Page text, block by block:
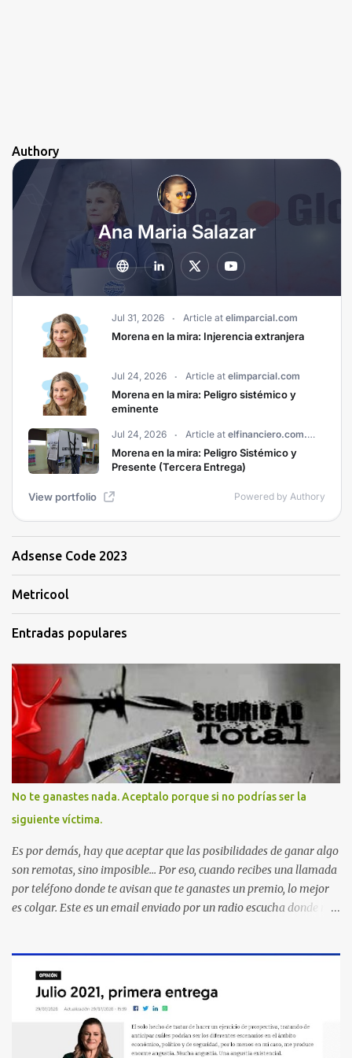
Authory
Adsense Code 2023
Metricool
Entradas populares
No te ganastes nada. Aceptalo porque si no podrías ser la
siguiente víctima.
Es por demás, hay que aceptar que las posibilidades de ganar algo
son remotas, sino imposible... Por eso, cuando recibes una llamada
por teléfono donde te avisan que te ganastes un premio, lo mejor
es colgar. Este es un email enviado por un radio escucha donde nos
HOY POR LA MAÑANA RECIBI UNA LLAMADA DICIENDOME
QUE ME HABIA GANADO UNA CAMARA FOTOGRAFICA Y UN
CELULAR QUE LO FUERA A RECOGER A MAS TARDAR HOY YA
QUE MASTER CARD ME LO HABIA OTORGADO ME